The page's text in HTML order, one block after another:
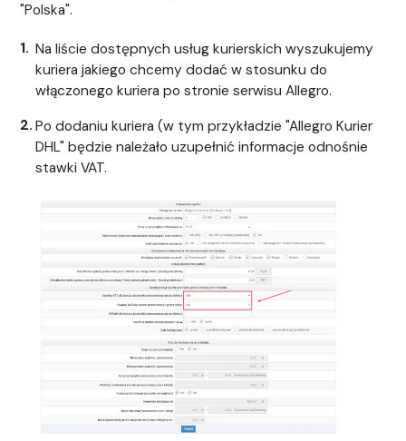
"Polska".
Na liście dostępnych usług kurierskich wyszukujemy
kuriera jakiego chcemy dodać w stosunku do
włączonego kuriera po stronie serwisu Allegro.
Po dodaniu kuriera (w tym przykładzie "Allegro Kurier
DHL" będzie należało uzupełnić informacje odnośnie
stawki VAT.